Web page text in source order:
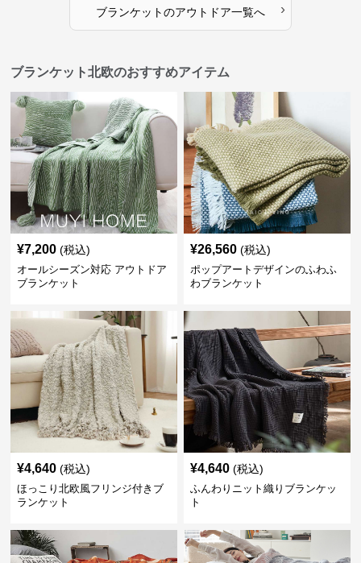
ブランケットのアウトドア一覧へ ›
ブランケット北欧のおすすめアイテム
¥7,200 (税込)
オールシーズン対応 アウトドア
ブランケット
¥26,560 (税込)
ポップアートデザインのふわふ
わブランケット
¥4,640 (税込)
ほっこり北欧風フリンジ付きブ
ランケット
¥4,640 (税込)
ふんわりニット織りブランケッ
ト